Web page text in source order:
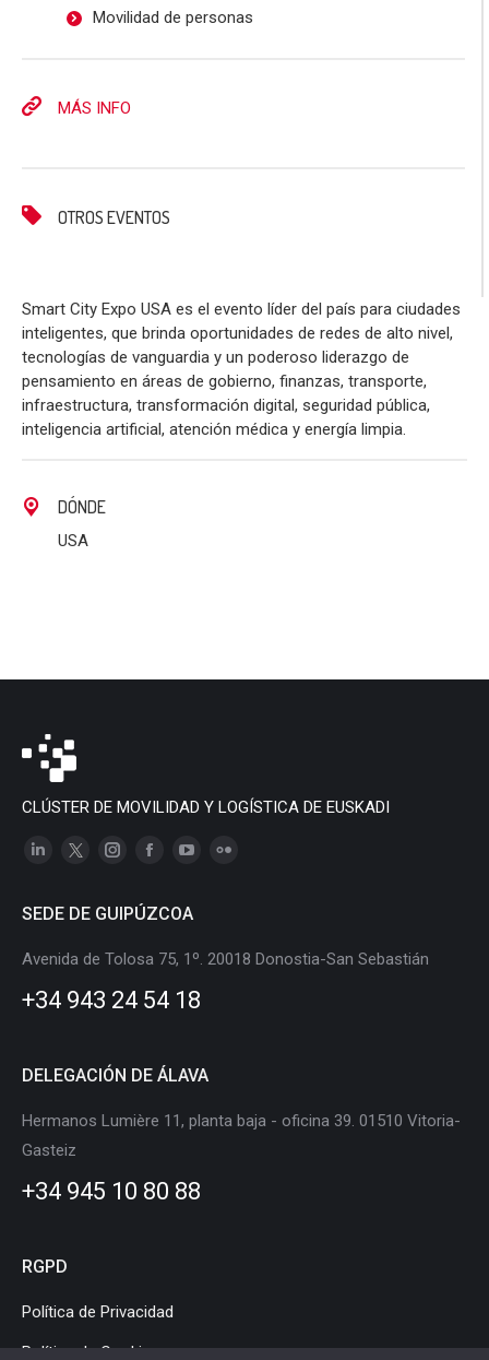
Movilidad de personas
MÁS INFO
OTROS EVENTOS
Smart City Expo USA es el evento líder del país para ciudades
inteligentes, que brinda oportunidades de redes de alto nivel,
tecnologías de vanguardia y un poderoso liderazgo de
pensamiento en áreas de gobierno, finanzas, transporte,
infraestructura, transformación digital, seguridad pública,
inteligencia artificial, atención médica y energía limpia.
DÓNDE
USA
CLÚSTER DE MOVILIDAD Y LOGÍSTICA DE EUSKADI
Linkedin
opens
window
X
opens
window
Instagram
opens
in
window
opens
in
window
opens
in
window
in
SEDE DE GUIPÚZCOA
Avenida de Tolosa 75, 1º. 20018 Donostia-San Sebastián
+34 943 24 54 18
DELEGACIÓN DE ÁLAVA
Hermanos Lumière 11, planta baja - oficina 39. 01510 Vitoria-
Gasteiz
+34 945 10 80 88
RGPD
Política de Privacidad
Política de Cookies